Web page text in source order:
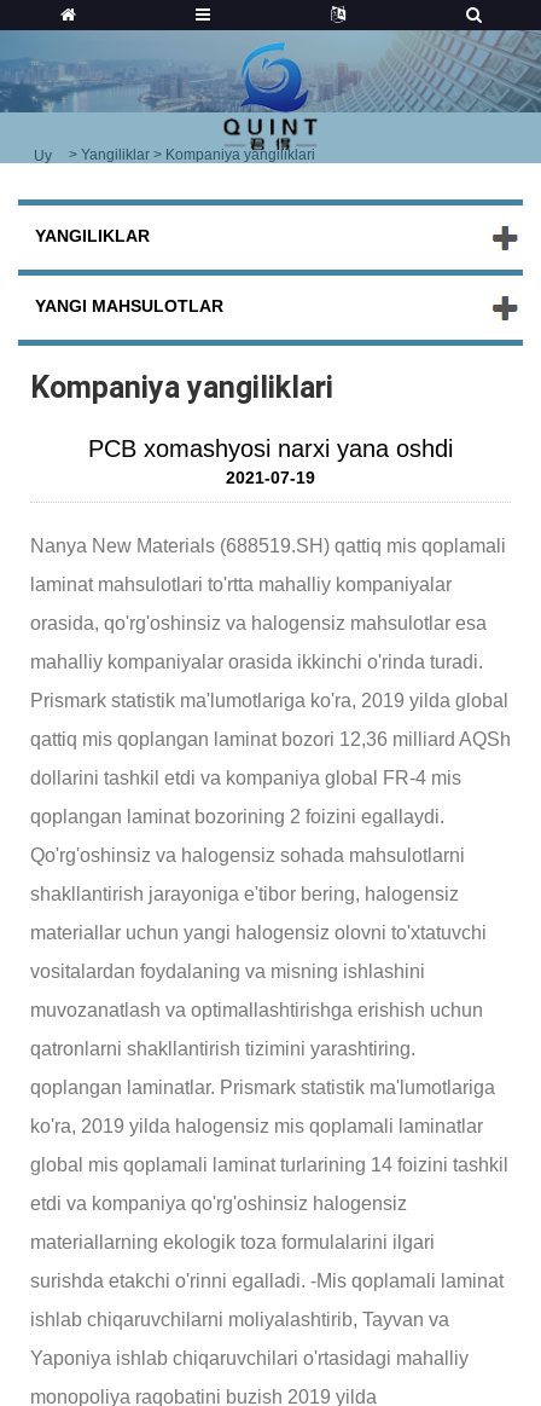
Uy > Yangiliklar > Kompaniya yangiliklari
YANGILIKLAR
YANGI MAHSULOTLAR
Kompaniya yangiliklari
PCB xomashyosi narxi yana oshdi
2021-07-19
Nanya New Materials (688519.SH) qattiq mis qoplamali
laminat mahsulotlari to'rtta mahalliy kompaniyalar
orasida, qo'rg'oshinsiz va halogensiz mahsulotlar esa
mahalliy kompaniyalar orasida ikkinchi o'rinda turadi.
Prismark statistik ma'lumotlariga ko'ra, 2019 yilda global
qattiq mis qoplangan laminat bozori 12,36 milliard AQSh
dollarini tashkil etdi va kompaniya global FR-4 mis
qoplangan laminat bozorining 2 foizini egallaydi.
Qo'rg'oshinsiz va halogensiz sohada mahsulotlarni
shakllantirish jarayoniga e'tibor bering, halogensiz
materiallar uchun yangi halogensiz olovni to'xtatuvchi
vositalardan foydalaning va misning ishlashini
muvozanatlash va optimallashtirishga erishish uchun
qatronlarni shakllantirish tizimini yarashtiring.
qoplangan laminatlar. Prismark statistik ma'lumotlariga
ko'ra, 2019 yilda halogensiz mis qoplamali laminatlar
global mis qoplamali laminat turlarining 14 foizini tashkil
etdi va kompaniya qo'rg'oshinsiz halogensiz
materiallarning ekologik toza formulalarini ilgari
surishda etakchi o'rinni egalladi. -Mis qoplamali laminat
ishlab chiqaruvchilarni moliyalashtirib, Tayvan va
Yaponiya ishlab chiqaruvchilari o'rtasidagi mahalliy
monopoliya raqobatini buzish 2019 yilda